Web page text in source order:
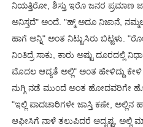
ನಿಯತ್ತಿರೋ, ಶಿಸ್ತು ಇರೊ ಜನರ ಪ್ರಮಾಣ
ಅನಿಸ್ತದೆ" ಅಂದೆ. "ಹ್ಮ್ ಅದೂ ನಿಜಾನೆ, ನಮ್ಮಲ್ಲೂ
ಹಾಗೆ ಅನ್ನಿ" ಅಂತ ನಿಟ್ಟುಸಿರು ಬಿಟ್ಟಳು.
ನಿಂತಿದ್ರೆ ಸಾಕು, ಕಾರು ಅಷ್ಟು ದೂರದಲ್ಲಿ
ಮೊದಲ ಆದ್ಯತೆ ಅಲ್ಲಿ" ಅಂತ ಹೇಳಿದ್ದು ಕೇಳಿ
ನುಗ್ಗಿ ನಡೆ ಮುಂದೆ ಅಂತ ಹೋದವರಿಗೇ
"ಇಲ್ಲಿ ಪಾದಚಾರಿಗಳೇ ಜಾಸ್ತಿ ಕಣೇ, ಅಲ್ಲಿನ
ಆಫೀಸಿಗೆ ನಾಳೆ ತಲುಪಿದರೆ ಅದೃಷ್ಟ, ಅಲ್ಲಿ